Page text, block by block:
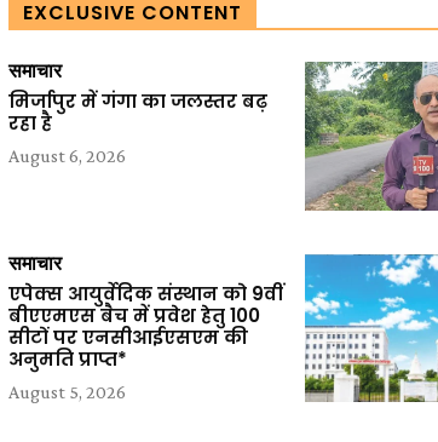
News,
EXCLUSIVE CONTENT
समाचार
मिर्जापुर में गंगा का जलस्तर बढ़
रहा है
August 6, 2026
समाचार
एपेक्स आयुर्वेदिक संस्थान को 9वीं
बीएएमएस बैच में प्रवेश हेतु 100
सीटों पर एनसीआईएसएम की
अनुमति प्राप्त*
August 5, 2026